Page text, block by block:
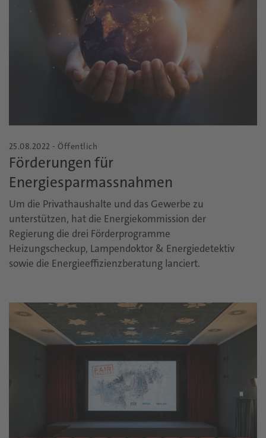
25.08.2022 - Öffentlich
Förderungen für
Energiesparmassnahmen
Um die Privathaushalte und das Gewerbe zu
unterstützen, hat die Energiekommission der
Regierung die drei Förderprogramme
Heizungscheckup, Lampendoktor & Energiedetektiv
sowie die Energieeffizienzberatung lanciert.